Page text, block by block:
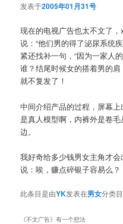
发表于2005年01月31号
现在的电视广告也太不文了
说：“他们男的得了泌尿系统
紧还找补一句，“因为一家人
谁？结尾时候女的搭着男的
就不复发了！
中间介绍产品的过程，屏幕
是真人模型啊，内裤外是卷
边。
我好奇给多少钱男女主角才
说：唉，赚点碎银子容易么？
此条目是由YK发表在男女分类
《不文广告》有一个想法